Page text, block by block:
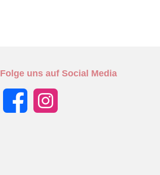
Folge uns auf Social Media
Facebook Instagram